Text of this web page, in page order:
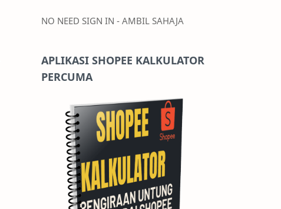
NO NEED SIGN IN - AMBIL SAHAJA
APLIKASI SHOPEE KALKULATOR
PERCUMA